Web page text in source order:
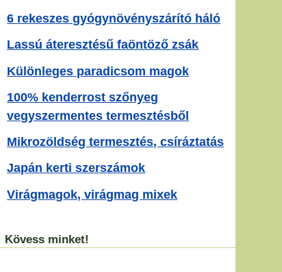
6 rekeszes gyógynövényszárító háló
Lassú áteresztésű faöntöző zsák
Különleges paradicsom magok
100% kenderrost szőnyeg
vegyszermentes termesztésből
Mikrozöldség termesztés, csíráztatás
Japán kerti szerszámok
Virágmagok, virágmag mixek
Kövess minket!